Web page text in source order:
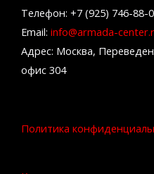
Телефон: +7 (925) 746-88-
Email: info@armada-
Адрес: Москва,
офис 304
Политика